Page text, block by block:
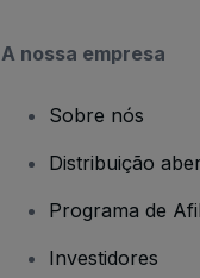
A nossa empresa
Sobre nós
Distribuição
Programa de
Investidores